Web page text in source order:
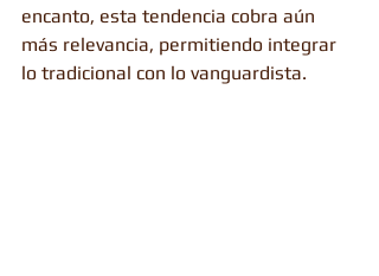
encanto, esta tendencia cobra aún
más relevancia, permitiendo integrar
lo tradicional con lo vanguardista.